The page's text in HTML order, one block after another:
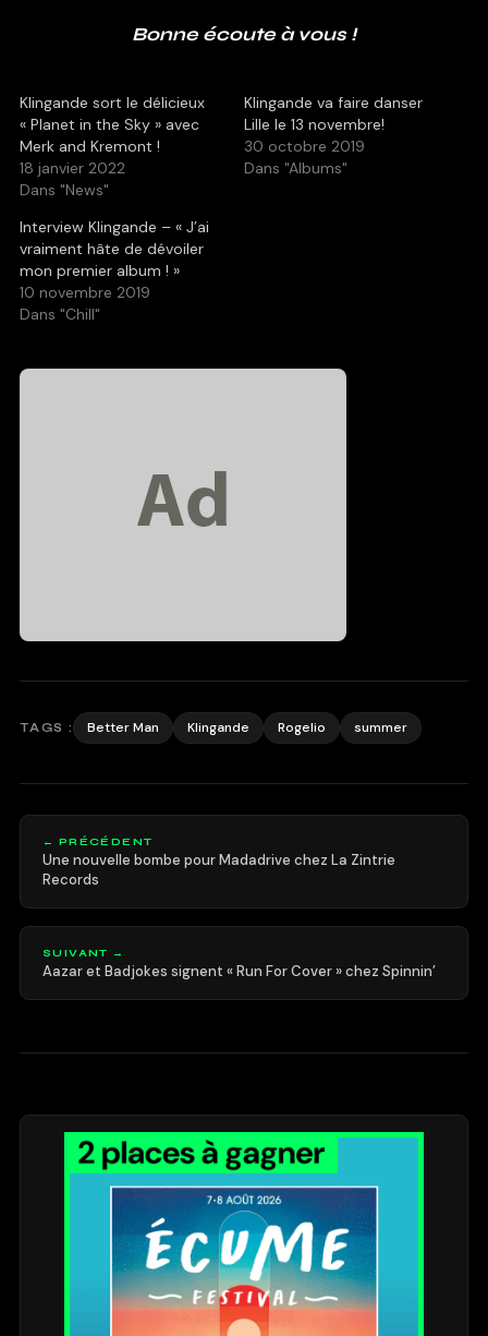
Bonne écoute à vous !
Klingande sort le délicieux
« Planet in the Sky » avec
Merk and Kremont !
18 janvier 2022
Dans "News"
Klingande va faire danser
Lille le 13 novembre!
30 octobre 2019
Dans "Albums"
Interview Klingande – « J’ai
vraiment hâte de dévoiler
mon premier album ! »
10 novembre 2019
Dans "Chill"
TAGS : Better Man Klingande Rogelio summer
← PRÉCÉDENT
Une nouvelle bombe pour Madadrive chez La Zintrie
Records
SUIVANT →
Aazar et Badjokes signent « Run For Cover » chez Spinnin’